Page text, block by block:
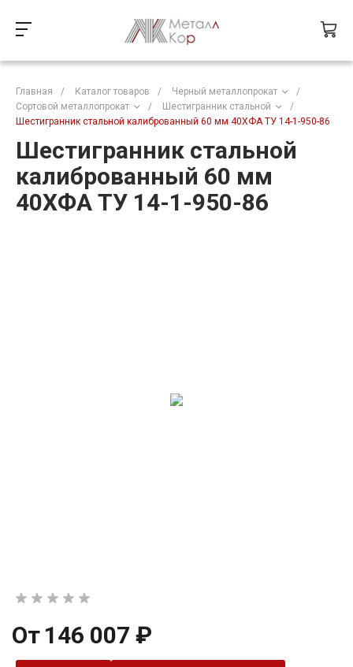
Главная / Каталог товаров / Черный металлопрокат
/
Сортовой металлопрокат
/ Шестигранник стальной
/
Шестигранник стальной калиброванный 60 мм 40ХФА ТУ 14-1-950-86
Шестигранник стальной
калиброванный 60 мм
40ХФА ТУ 14-1-950-86
От 146 007 ₽